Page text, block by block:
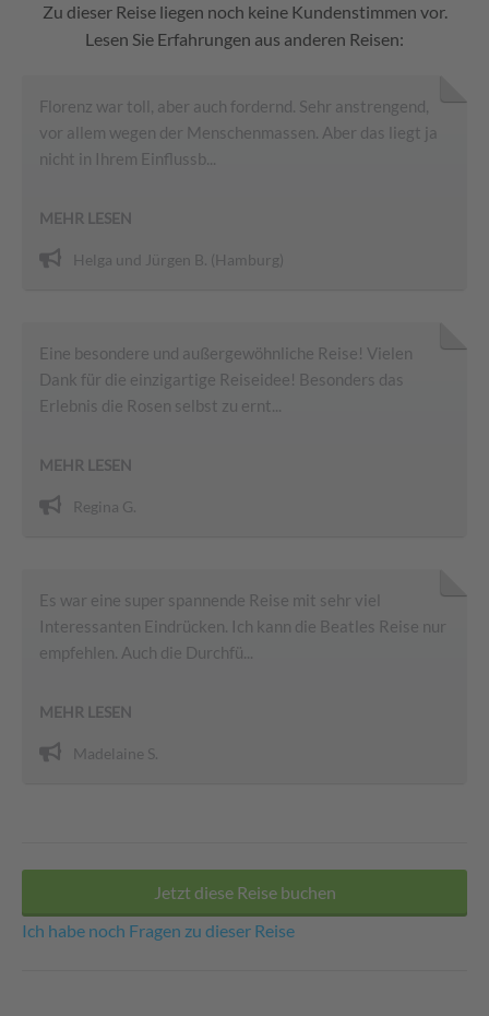
Zu dieser Reise liegen noch keine Kundenstimmen vor.
Lesen Sie Erfahrungen aus anderen Reisen:
Florenz war toll, aber auch fordernd. Sehr anstrengend,
vor allem wegen der Menschenmassen. Aber das liegt ja
nicht in Ihrem Einflussb...
MEHR LESEN
Helga und Jürgen B. (Hamburg)
Eine besondere und außergewöhnliche Reise! Vielen
Dank für die einzigartige Reiseidee! Besonders das
Erlebnis die Rosen selbst zu ernt...
MEHR LESEN
Regina G.
Es war eine super spannende Reise mit sehr viel
Interessanten Eindrücken. Ich kann die Beatles Reise nur
empfehlen. Auch die Durchfü...
MEHR LESEN
Madelaine S.
Jetzt diese Reise buchen
Ich habe noch Fragen zu dieser Reise